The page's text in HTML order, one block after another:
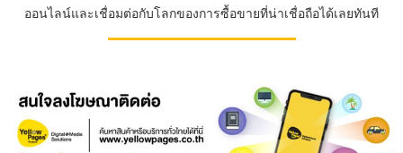
ออนไลน์และเชื่อมต่อกับโลกของการซื้อขายที่น่าเชื่อถือได้เลยทันที